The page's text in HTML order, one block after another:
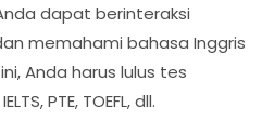
dapat berinteraksi
memahami bahasa Inggris
Anda harus lulus tes
PTE, TOEFL, dll.